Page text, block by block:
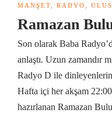
MANŞET RADYO
Ramazan
Son olarak Baba
anlaştı. Uzun zamandır
Radyo D ile
Hafta içi her akşam
hazırlanan Ramazan